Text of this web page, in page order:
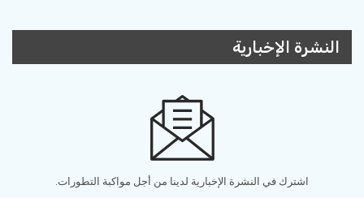
النشرة الإخبارية
اشترك في النشرة الإخبارية لدينا من أجل مواكبة التطورات.